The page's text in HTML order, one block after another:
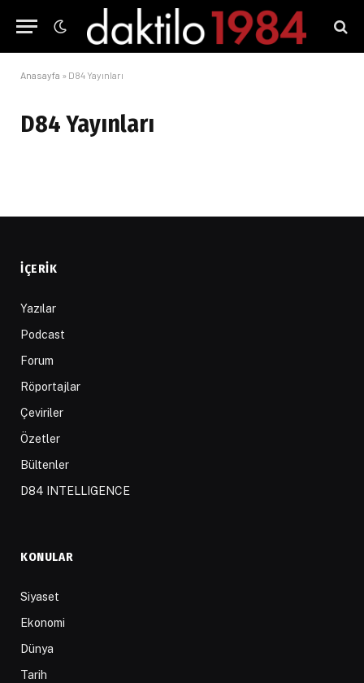
Anasayfa » D84 Yayınları
D84 Yayınları
İÇERIK
Yazılar
Podcast
Forum
Röportajlar
Çeviriler
Özetler
Bültenler
D84 INTELLIGENCE
KONULAR
Siyaset
Ekonomi
Dünya
Tarih